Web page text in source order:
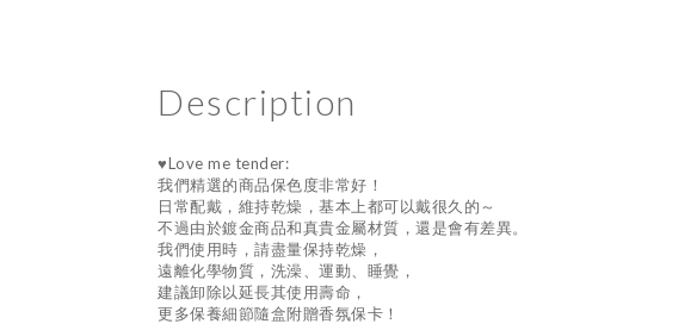
Description
♥Love me tender:
我們精選的商品保色度非常好！
日常配戴，維持乾燥，基本上都可以戴很久的～
不過由於鍍金商品和真貴金屬材質，還是會有差異。
我們使用時，請盡量保持乾燥，
遠離化學物質，洗澡、運動、睡覺，
建議卸除以延長其使用壽命，
更多保養細節隨盒附贈香氛保卡！